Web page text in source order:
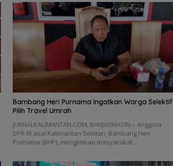
Bambang Heri Purnama Ingatkan Warga Selektif
Pilih Travel Umrah
JURNALKALIMANTAN.COM, BANJARMASIN – Anggota
DPR RI asal Kalimantan Selatan, Bambang Heri
Purnama (BHP), mengimbau masyarakat…